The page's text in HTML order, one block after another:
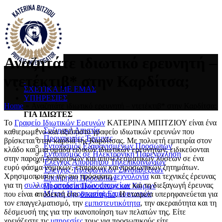
ΣΧΕΤΙΚΑ ΜΕ ΕΜΑΣ
ΥΠΗΡΕΣΙΕΣ
ΓΙΑ ΙΔΙΩΤΕΣ
Συζυγική Απιστία
Προγαμιαίες Έρευνες
Εντοπισμός Εξαφανισμένων Προσώπων
Εντοπισμός σε Ηλεκτρονική Παρενόχληση
Έλεγχος Απορρήτου Τηλεπικοινωνιών
Έλεγχος Τηλεφωνικών Συνδιαλέξεων
Επιτήρηση Προσώπων
Προστασία Προσώπων και Χώρων
Μέτρα Προστασίας Επικοινωνιών
Αναζητάτε ιδιωτικό ερευνητή –
ντετέκτιβ* στην Καρδίτσα;
Home
Το Γραφείο Ιδιωτικών Ερευνών ΚATΕΡΙΝΑ ΜΠΙΤΖΙΟΥ είναι ένα
καθιερωμένο και αξιόπιστο γραφείο ιδιωτικών ερευνών που
βρίσκεται στην καρδιά της Καρδίτσας. Με πολυετή εμπειρία στον
κλάδο και μια ομάδα ειδικών ιδιωτικών ερευνητών, ειδικεύονται
στην παροχή διακριτικών και αποτελεσματικών λύσεων σε ένα
ευρύ φάσμα νομικών, εταιρικών και προσωπικών ζητημάτων.
Χρησιμοποιούν την πιο πρόσφατητεχνολογίακαι τεχνικές έρευνας
για τη συλλογή αποδεικτικών στοιχείων και τη διεξαγωγή έρευνας
που είναι αποδεκτή στοδικαστήριο. Η εταιρεία υπερηφανεύεται για
τον επαγγελματισμό, την εμπιστευτικότητα, την ακεραιότητα και τη
δέσμευσή της για την ικανοποίηση των πελατών της. Είτε